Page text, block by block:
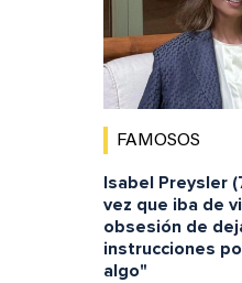
FAMOSOS
Isabel Preysler
vez que iba de
obsesión de
instrucciones
algo"